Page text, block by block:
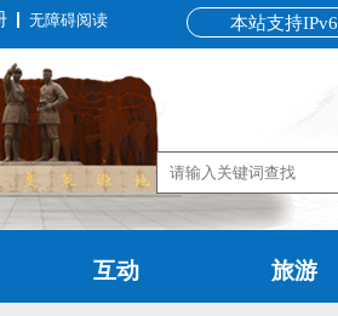
本站支持IPv6
无障碍阅读
互动 旅游